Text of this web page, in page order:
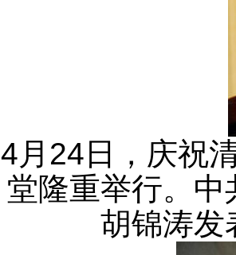
4月24日，庆祝
堂隆重举行。
胡锦涛发